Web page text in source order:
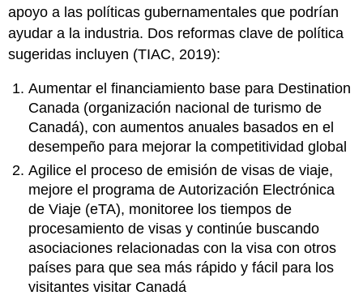
apoyo a las políticas gubernamentales que podrían
ayudar a la industria. Dos reformas clave de política
sugeridas incluyen (TIAC, 2019):
Aumentar el financiamiento base para Destination
Canada (organización nacional de turismo de
Canadá), con aumentos anuales basados en el
desempeño para mejorar la competitividad global
Agilice el proceso de emisión de visas de viaje,
mejore el programa de Autorización Electrónica
de Viaje (eTA), monitoree los tiempos de
procesamiento de visas y continúe buscando
asociaciones relacionadas con la visa con otros
países para que sea más rápido y fácil para los
visitantes visitar Canadá